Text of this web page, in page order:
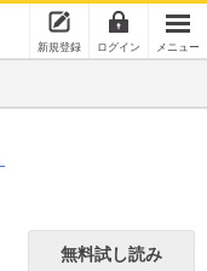
新規登録 ログイン メニュー
無料試し読み